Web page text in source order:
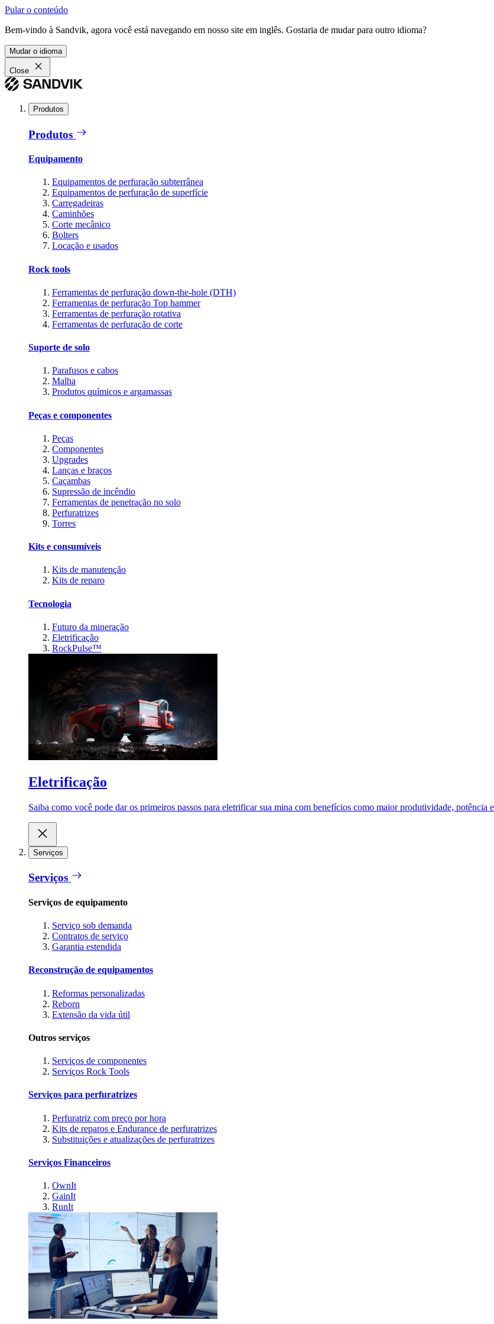
Pular o conteúdo
Bem-vindo à Sandvik, agora você está navegando em nosso site em inglês. Gostaria de mudar para outro idioma?
Mudar o idioma
Close
Produtos
Produtos
Equipamento
Equipamentos de perfuração subterrânea
Equipamentos de perfuração de superfície
Carregadeiras
Caminhões
Corte mecânico
Bolters
Locação e usados
Rock tools
Ferramentas de perfuração down-the-hole (DTH)
Ferramentas de perfuração Top hammer
Ferramentas de perfuração rotativa
Ferramentas de perfuração de corte
Suporte de solo
Parafusos e cabos
Malha
Produtos químicos e argamassas
Peças e componentes
Peças
Componentes
Upgrades
Lanças e braços
Caçambas
Supressão de incêndio
Ferramentas de penetração no solo
Perfuratrizes
Torres
Kits e consumíveis
Kits de manutenção
Kits de reparo
Tecnologia
Futuro da mineração
Eletrificação
RockPulse™
Eletrificação
Saiba como você pode dar os primeiros passos para eletrificar sua mina com benefícios como maior produtividade, potência
Serviços
Serviços
Serviços de equipamento
Serviço sob demanda
Contratos de serviço
Garantia estendida
Reconstrução de equipamentos
Reformas personalizadas
Reborn
Extensão da vida útil
Outros serviços
Serviços de componentes
Serviços Rock Tools
Serviços para perfuratrizes
Perfuratriz com preço por hora
Kits de reparos e Endurance de perfuratrizes
Substituições e atualizações de perfuratrizes
Serviços Financeiros
OwnIt
GainIt
RunIt